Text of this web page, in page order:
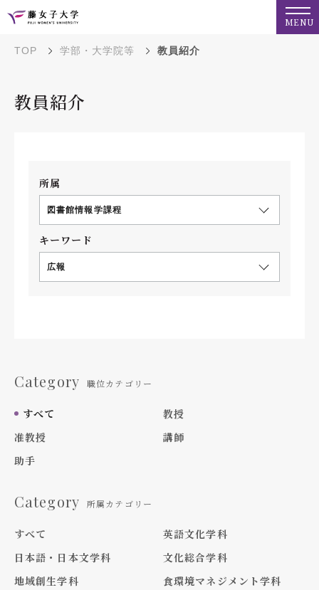
MENU
TOP 学部・大学院等 教員紹介
教員紹介
所属
図書館情報学課程
キーワード
広報
Category 職位カテゴリー
すべて
教授
准教授
講師
助手
Category 所属カテゴリー
すべて
英語文化学科
日本語・日本文学科
文化総合学科
地域創生学科
食環境マネジメント学科